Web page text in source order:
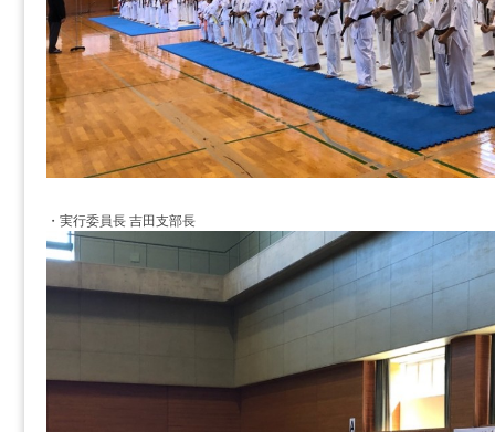
・実行委員長 吉田支部長